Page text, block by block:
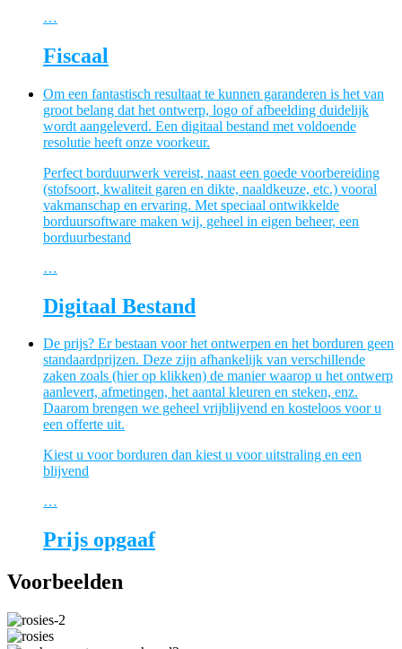
…
Fiscaal
Om een fantastisch resultaat te kunnen garanderen is het van
groot belang dat het ontwerp, logo of afbeelding duidelijk
wordt aangeleverd. Een digitaal bestand met voldoende
resolutie heeft onze voorkeur.
Perfect borduurwerk vereist, naast een goede voorbereiding
(stofsoort, kwaliteit garen en dikte, naaldkeuze, etc.) vooral
vakmanschap en ervaring. Met speciaal ontwikkelde
borduursoftware maken wij, geheel in eigen beheer, een
borduurbestand
…
Digitaal Bestand
De prijs? Er bestaan voor het ontwerpen en het borduren geen
standaardprijzen. Deze zijn afhankelijk van verschillende
zaken zoals (hier op klikken) de manier waarop u het ontwerp
aanlevert, afmetingen, het aantal kleuren en steken, enz.
Daarom brengen we geheel vrijblijvend en kosteloos voor u
een offerte uit.
Kiest u voor borduren dan kiest u voor uitstraling en een
blijvend
…
Prijs opgaaf
Voorbeelden